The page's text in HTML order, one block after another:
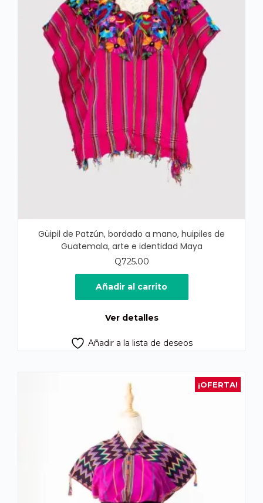
Güipil de Patzún, bordado a mano, huipiles de
Guatemala, arte e identidad Maya
Q725.00
Añadir al carrito
Ver detalles
Añadir a la lista de deseos
¡OFERTA!